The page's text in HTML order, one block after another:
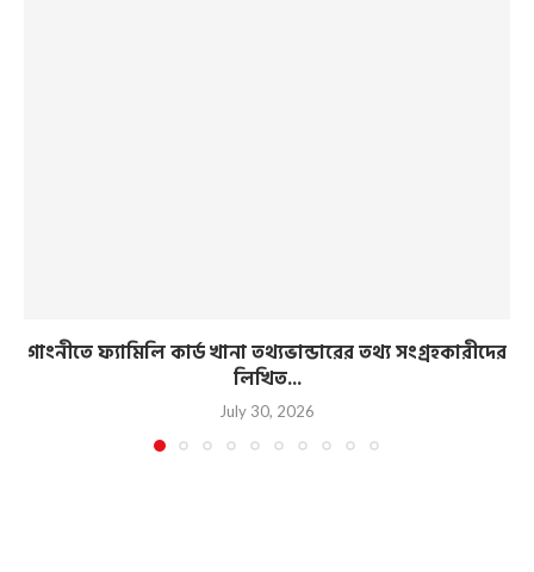
গাংনীতে ফ্যামিলি কার্ড খানা তথ্যভান্ডারের তথ্য সংগ্রহকারীদের
লিখিত...
July 30, 2026